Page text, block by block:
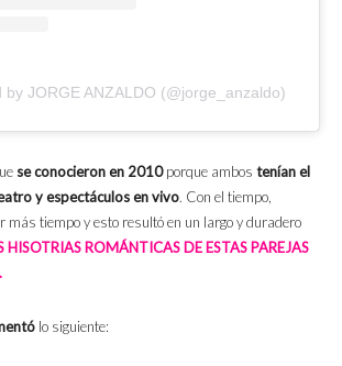
by JORGE ANZALDO (@jorge_anzaldo)
se conocieron en 2010porque ambos tenían el
y espectáculos en vivo. Con el tiempo,
más tiempo y esto resultó en un largo y duradero
HISOTRIAS ROMÁNTICAS DE ESTAS PAREJAS
lo siguiente: